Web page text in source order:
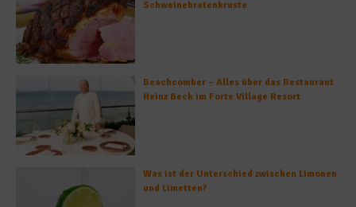
Schweinebratenkruste
Beachcomber – Alles über das Restaurant
Heinz Beck im Forte Village Resort
Was ist der Unterschied zwischen Limonen
und Limetten?